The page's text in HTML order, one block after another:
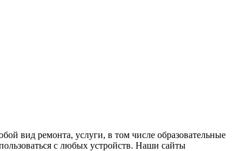
вид ремонта, услуги, в том числе образовательные
с любых устройств. Наши сайты